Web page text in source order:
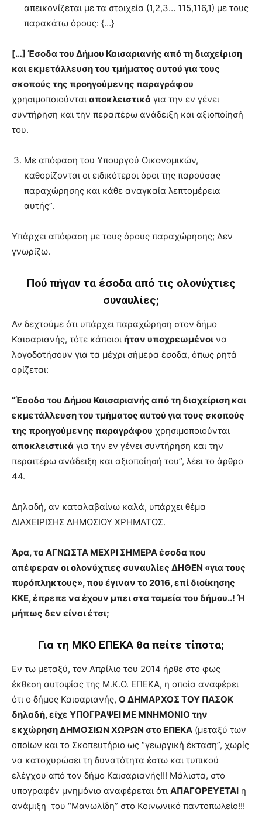
απεικονίζεται με τα στοιχεία (1,2,3… 115,116,1) με τους
παρακάτω όρους: {…}
[…] Έσοδα του Δήμου Καισαριανής από τη διαχείριση
και εκμετάλλευση του τμήματος αυτού για τους
σκοπούς της προηγούμενης παραγράφου
χρησιμοποιούνται αποκλειστικά για την εν γένει
συντήρηση και την περαιτέρω ανάδειξη και αξιοποίησή
του.
Με απόφαση του Υπουργού Οικονομικών,
καθορίζονται οι ειδικότεροι όροι της παρούσας
παραχώρησης και κάθε αναγκαία λεπτομέρεια
αυτής”.
Υπάρχει απόφαση με τους όρους παραχώρησης; Δεν
γνωρίζω.
Πού πήγαν τα έσοδα από τις ολονύχτιες
συναυλίες;
Αν δεχτούμε ότι υπάρχει παραχώρηση στον δήμο
Καισαριανής, τότε κάποιοι ήταν υποχρεωμένοι να
λογοδοτήσουν για τα μέχρι σήμερα έσοδα, όπως ρητά
ορίζεται:
“Έσοδα του Δήμου Καισαριανής από τη διαχείριση και
εκμετάλλευση του τμήματος αυτού για τους σκοπούς
της προηγούμενης παραγράφου χρησιμοποιούνται
αποκλειστικά για την εν γένει συντήρηση και την
περαιτέρω ανάδειξη και αξιοποίησή του”, λέει το άρθρο
44.
Δηλαδή, αν καταλαβαίνω καλά, υπάρχει θέμα
ΔΙΑΧΕΙΡΙΣΗΣ ΔΗΜΟΣΙΟΥ ΧΡΗΜΑΤΟΣ.
Άρα, τα ΑΓΝΩΣΤΑ ΜΕΧΡΙ ΣΗΜΕΡΑ έσοδα που
απέφεραν οι ολονύχτιες συναυλίες ΔΗΘΕΝ «για τους
πυρόπληκτους», που έγιναν το 2016, επί διοίκησης
ΚΚΕ, έπρεπε να έχουν μπει στα ταμεία του δήμου..! Ή
μήπως δεν είναι έτσι;
Για τη ΜΚΟ ΕΠΕΚΑ θα πείτε τίποτα;
Εν τω μεταξύ, τον Απρίλιο του 2014 ήρθε στο φως
έκθεση αυτοψίας της Μ.Κ.Ο. ΕΠΕΚΑ, η οποία αναφέρει
ότι ο δήμος Καισαριανής, Ο ΔΗΜΑΡΧΟΣ ΤΟΥ ΠΑΣΟΚ
δηλαδή, είχε ΥΠΟΓΡΑΨΕΙ ΜΕ ΜΝΗΜΟΝΙΟ την
εκχώρηση ΔΗΜΟΣΙΩΝ ΧΩΡΩΝ στο ΕΠΕΚΑ (μεταξύ των
οποίων και το Σκοπευτήριο ως “γεωργική έκταση”, χωρίς
να κατοχυρώσει τη δυνατότητα έστω και τυπικού
ελέγχου από τον δήμο Καισαριανής!!! Μάλιστα, στο
υπογραφέν μνημόνιο αναφέρεται ότι ΑΠΑΓΟΡΕΥΕΤΑΙ η
ανάμιξη του “Μανωλίδη” στο Κοινωνικό παντοπωλείο!!!